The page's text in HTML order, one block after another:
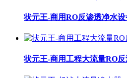
状元王-商用RO反渗透净水设
状元王-商用工程大流量RO